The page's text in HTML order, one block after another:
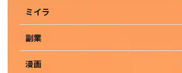
ミイラ
副業
漫画